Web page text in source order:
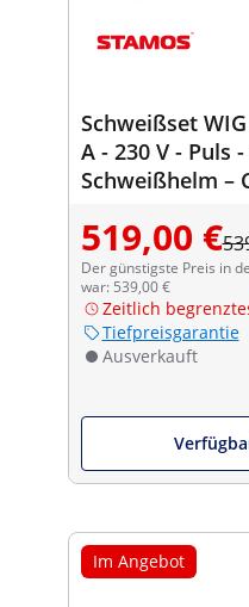
Schweißset
A - 230 V - Puls
Schweißhelm –
519,00 €
Der günstigste Preis in
war: 539,00 €
Zeitlich
Tiefpreisgarantie
Ausverkauft
Im Angebot